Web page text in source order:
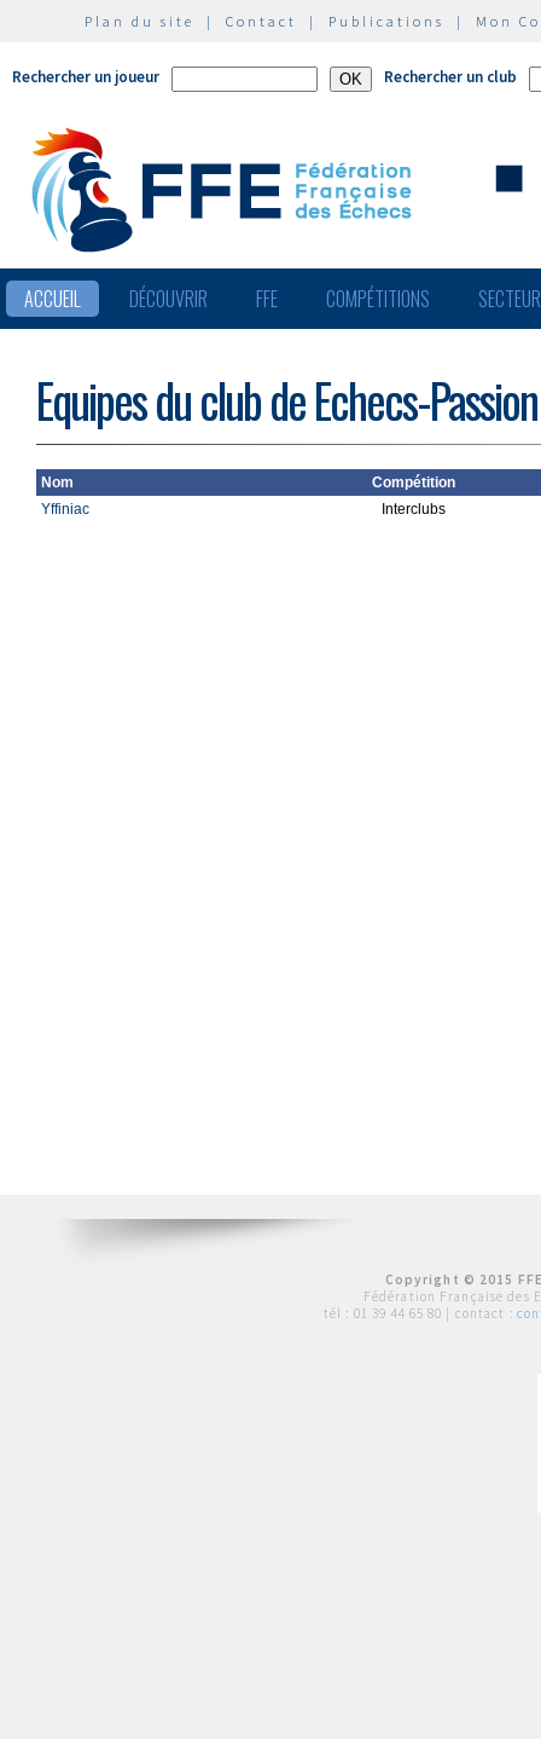
Plan du site | Contact | Publications | Mon
Rechercher un joueur Rechercher un club
ACCUEIL DÉCOUVRIR FFE COMPÉTITIONS
Equipes du club de Echecs-
Nom
Compétition
Yffiniac
Interclubs
Copyright © 2015
Fédération Française des
tél : 01 39 44 65 80 | contact :